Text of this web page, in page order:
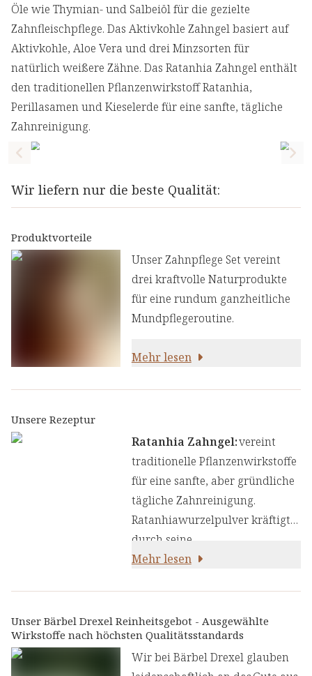
Öle wie Thymian- und Salbeiöl für die gezielte
Zahnfleischpflege. Das Aktivkohle Zahngel basiert auf
Aktivkohle, Aloe Vera und drei Minzsorten für
natürlich weißere Zähne. Das Ratanhia Zahngel enthält
den traditionellen Pflanzenwirkstoff Ratanhia,
Perillasamen und Kieselerde für eine sanfte, tägliche
Zahnreinigung.
Previous slide
Wir liefern nur die beste Qualität:
Produktvorteile
Unser Zahnpflege Set vereint
drei kraftvolle Naturprodukte
für eine rundum ganzheitliche
Mundpflegeroutine.
Mehr lesen
Unsere Rezeptur
Ratanhia Zahngel:vereint
traditionelle Pflanzenwirkstoffe
für eine sanfte, aber gründliche
tägliche Zahnreinigung.
Ratanhiawurzelpulver kräftigt
durch seine
zusammenziehenden
und die Mundschleimhaut.
Perillasamenextrakt mit seinen
antioxidativen und
Mehr lesen
Unser Bärbel Drexel Reinheitsgebot - Ausgewählte
Wirkstoffe nach höchsten Qualitätsstandards
Wir bei Bärbel Drexel glauben